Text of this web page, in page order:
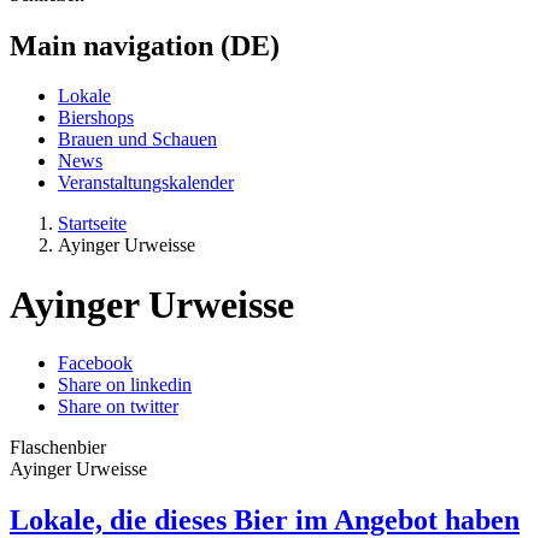
Main navigation (DE)
Lokale
Biershops
Brauen und Schauen
News
Veranstaltungskalender
Startseite
Ayinger Urweisse
Ayinger Urweisse
Facebook
Share on linkedin
Share on twitter
Flaschenbier
Ayinger Urweisse
Lokale, die dieses Bier im Angebot haben